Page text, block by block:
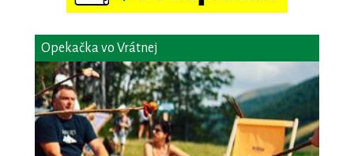
Opekačka vo Vrátnej